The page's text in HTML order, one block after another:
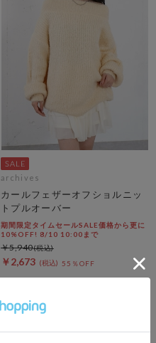
archives
カールフェザーオフショルニッ
トプルオーバー
期間限定タイムセールSALE価格から更に
10%OFF! 8/10 10:00まで
￥2,673 55％OFF
￥5,940